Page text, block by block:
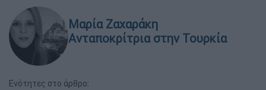
Μαρία Ζαχαράκη
Ανταποκρίτρια στην Τουρκία
Ενότητες στο άρθρο: